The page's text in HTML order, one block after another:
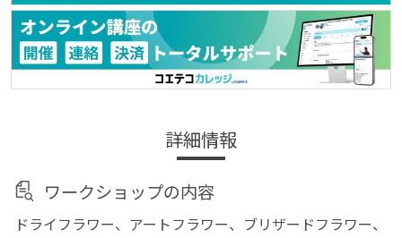
詳細情報
ワークショップの内容
ドライフラワー、アートフラワー、ブリザードフラワー、